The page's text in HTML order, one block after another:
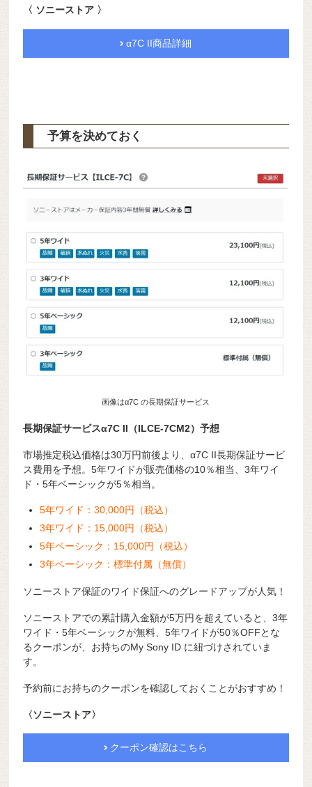
〈 ソニーストア 〉
α7C II商品詳細
予算を決めておく
画像はα7C の長期保証サービス
長期保証サービスα7C II（ILCE-7CM2）予想
市場推定税込価格は30万円前後より、α7C II長期保証サービ
ス費用を予想。5年ワイドが販売価格の10％相当、3年ワイ
ド・5年ベーシックが5％相当。
5年ワイド：30,000円（税込）
3年ワイド：15,000円（税込）
5年ベーシック：15,000円（税込）
3年ベーシック：標準付属（無償）
ソニーストア保証のワイド保証へのグレードアップが人気！
ソニーストアでの累計購入金額が5万円を超えていると、3年
ワイド・5年ベーシックが無料、5年ワイドが50％OFFとな
るクーポンが、お持ちのMy Sony ID に紐づけされていま
す。
予約前にお持ちのクーポンを確認しておくことがおすすめ！
〈ソニーストア〉
クーポン確認はこちら